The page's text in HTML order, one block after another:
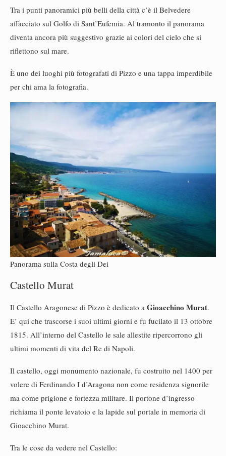
Tra i punti panoramici più belli della città c’è il Belvedere
affacciato sul Golfo di Sant’Eufemia. Al tramonto il panorama
diventa ancora più suggestivo grazie ai colori del cielo che si
riflettono sul mare.
È uno dei luoghi più fotografati di Pizzo e una tappa imperdibile
per chi ama la fotografia.
Panorama sulla Costa degli Dei
Castello Murat
Il Castello Aragonese di Pizzo è dedicato a Gioacchino Murat.
E’ qui che trascorse i suoi ultimi giorni e fu fucilato il 13 ottobre
1815. All’interno del Castello le sale allestite ripercorrono gli
ultimi momenti di vita del Re di Napoli.
Il castello, oggi monumento nazionale, fu costruito nel 1400 per
volere di Ferdinando I d’Aragona non come residenza signorile
ma come prigione e fortezza militare. Il portone d’ingresso
richiama il ponte levatoio e la lapide sul portale in memoria di
Gioacchino Murat.
Tra le cose da vedere nel Castello: